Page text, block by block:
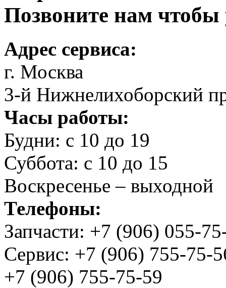
Позвоните нам чтобы
Адрес сервиса:
г. Москва
3-й Нижнелихоборский
Часы работы:
Будни: с 10 до 19
Суббота: с 10 до 15
Воскресенье – выходной
Телефоны:
Запчасти: +7 (906) 055-
Сервис: +7 (906) 755-75-
+7 (906) 755-75-59